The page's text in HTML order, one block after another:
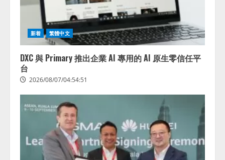
新着 繁體中文
DXC 與 Primary 推出企業 AI 專用的 AI 原生零信任平
台
2026/08/07/04:54:51
藤原竜也がAIで組織の改善点を見
抜く！ SKYSEA Client View 新テ